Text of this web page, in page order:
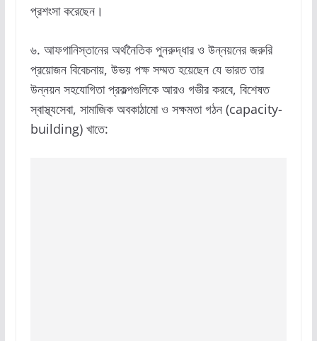
প্রশংসা করেছেন।
৬. আফগানিস্তানের অর্থনৈতিক পুনরুদ্ধার ও উন্নয়নের জরুরি
প্রয়োজন বিবেচনায়, উভয় পক্ষ সম্মত হয়েছেন যে ভারত তার
উন্নয়ন সহযোগিতা প্রকল্পগুলিকে আরও গভীর করবে, বিশেষত
স্বাস্থ্যসেবা, সামাজিক অবকাঠামো ও সক্ষমতা গঠন (capacity-
building) খাতে: